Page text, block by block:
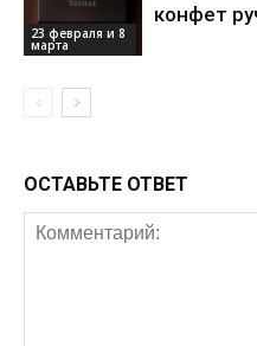
23 февраля и 8
марта
конфет
ОСТАВЬТЕ ОТВЕТ